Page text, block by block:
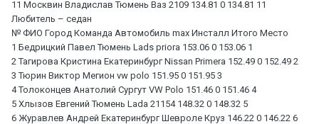
11 Москвин Владислав Тюмень Ваз 2109 134.81 0 134.81 11
Любитель – седан
№ ФИО Город Команда Автомобиль max Инсталл Итого Место
1 Бедрицкий Павел Тюмень Lads priora 153.06 0 153.06 1
2 Тагирова Кристина Екатеринбург Nissan Primera 152.49 0 152.49 2
3 Тюрин Виктор Мегион vw polo 151.95 0 151.95 3
4 Толоконцев Анатолий Сургут VW Polo 151.46 0 151.46 4
5 Хлызов Евгений Тюмень Lada 21154 148.32 0 148.32 5
6 Журавлев Андрей Екатеринбург Шевроле Круз 146.22 0 146.22 6